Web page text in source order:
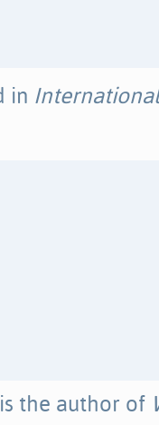
in
is the author of